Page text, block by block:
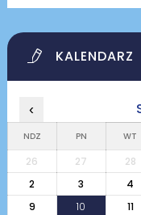
KALENDARZ
‹
NDZ PN WT
26 27 28
2
3 4
9
10 11